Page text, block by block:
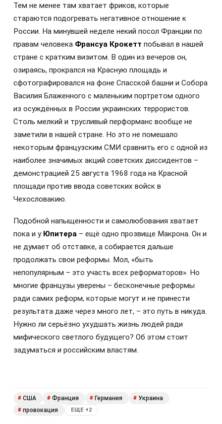
Тем не менее там хватает фриков, которые
стараются подогревать негативное отношение к
России. На минувшей неделе некий посол Франции по
правам человека Франсуа Крокетт побывал в нашей
стране с кратким визитом. В один из вечеров он,
озираясь, прокрался на Красную площадь и
сфотографировался на фоне Спасской башни и Собора
Василия Блаженного с маленьким портретом одного
из осуждённых в России украинских террористов.
Столь мелкий и трусливый перформанс вообще не
заметили в нашей стране. Но это не помешало
некоторым французским СМИ сравнить его с одной из
наиболее значимых акций советских диссидентов –
демонстрацией 25 августа 1968 года на Красной
площади против ввода советских войск в
Чехословакию.
Подобной напыщенности и самолюбования хватает
пока и у Юпитера – ещё одно прозвище Макрона. Он и
не думает об отставке, а собирается дальше
продолжать свои реформы. Мол, «быть
непопулярным – это участь всех реформаторов». Но
многие французы уверены – бесконечные реформы
ради самих реформ, которые могут и не принести
результата даже через много лет, – это путь в никуда.
Нужно ли серьёзно ухудшать жизнь людей ради
мифического светлого будущего? Об этом стоит
задуматься и российским властям.
# США # Франция # Германия # Украина
# провокация ЕЩЕ +2